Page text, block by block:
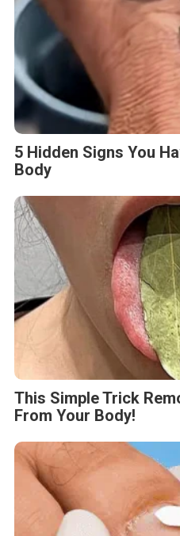
5 Hidden Signs You
Body
This Simple Trick
From Your Body!